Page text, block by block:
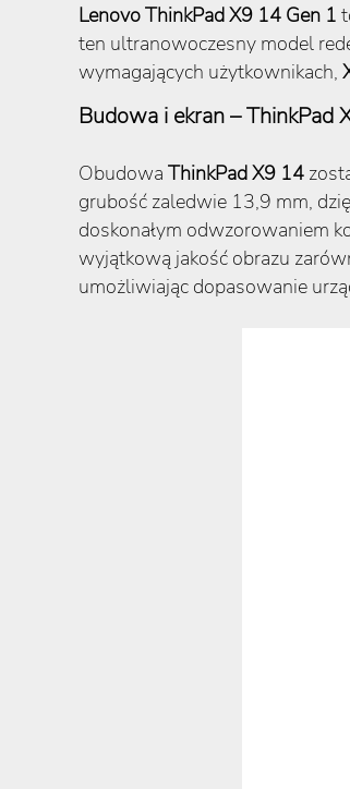
Lenovo ThinkPad X9 14 Gen 1
ten ultranowoczesny model
wymagających użytkownikach,
Budowa i ekran – ThinkPad
Obudowa ThinkPad X9 14
grubość zaledwie 13,9 mm,
doskonałym odwzorowaniem
wyjątkową jakość obrazu
umożliwiając dopasowanie